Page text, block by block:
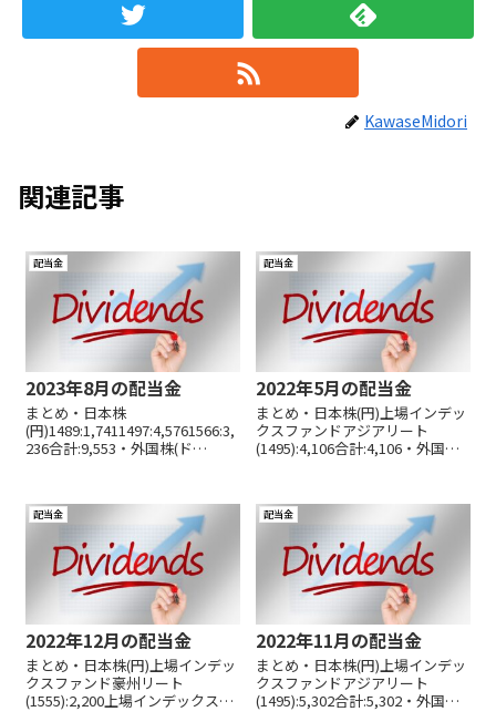
KawaseMidori
関連記事
配当金
2023年8月の配当金
まとめ・日本株
(円)1489:1,7411497:4,5761566:3,
236合計:9,553・外国株(ド
円 ドル円:146.20)...
配当金
2022年5月の配当金
まとめ・日本株(円)上場インデッ
クスファンドアジアリート
(1495):4,106合計:4,106・外国株
BTI:36.04VZ:0.95SRET:15.97合
計:112.24(...
配当金
2022年12月の配当金
まとめ・日本株(円)上場インデッ
クスファンド豪州リート
(1555):2,200上場インデックスフ
配当金
2022年11月の配当金
まとめ・日本株(円)上場インデッ
クスファンドアジアリート
(1495):5,302合計:5,302・外国株